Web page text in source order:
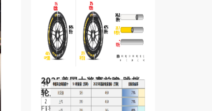
11月20日，华为乾崑智能汽车解决
方案在广州举行以“乾崑生态 共赴热
爱”为主题的乾崑生态大会，宣布华
为乾崑智驾合作车型已在多城开启
高速L3内测，并将与生态伙伴协作
展开停车缴费、自动充电、洗车养
车等生态
2025美国大奖赛前瞻 跳档
轮胎配方，开启得克萨斯州
牛仔之旅
F1将再次来到美国，本周末的比赛